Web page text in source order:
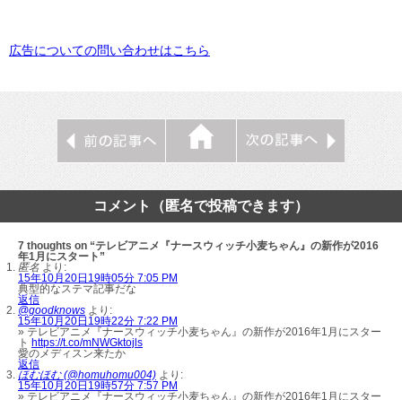
広告についての問い合わせはこちら
コメント（匿名で投稿できます）
7 thoughts on “テレビアニメ『ナースウィッチ小麦ちゃん』の新作が2016
年1月にスタート”
匿名 より:
15年10月20日19時05分 7:05 PM
典型的なステマ記事だな
返信
@goodknows より:
15年10月20日19時22分 7:22 PM
» テレビアニメ『ナースウィッチ小麦ちゃん』の新作が2016年1月にスター
ト https://t.co/mNWGktojls
愛のメディスン来たか
返信
ほむほむ (@homuhomu004) より:
15年10月20日19時57分 7:57 PM
» テレビアニメ『ナースウィッチ小麦ちゃん』の新作が2016年1月にスター